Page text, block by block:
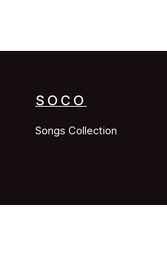
SOCO
Songs Collection